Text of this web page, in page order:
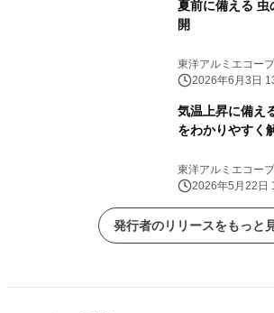
夏前に備える 虫
開
東洋アルミエコー
2026年6月3日
気温上昇に備え
をわかりやすく
東洋アルミエコー
2026年5月22日
発行者のリリースをもっと